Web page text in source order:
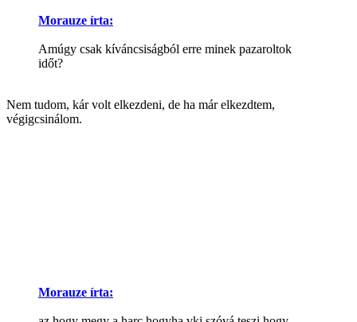
Morauze írta:
Amúgy csak kíváncsiságból erre minek pazaroltok
időt?
Nem tudom, kár volt elkezdeni, de ha már elkezdtem,
végigcsinálom.
Morauze írta: